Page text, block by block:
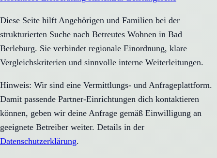
Diese Seite hilft Angehörigen und Familien bei der
strukturierten Suche nach Betreutes Wohnen in Bad
Berleburg. Sie verbindet regionale Einordnung, klare
Vergleichskriterien und sinnvolle interne Weiterleitungen.
Hinweis: Wir sind eine Vermittlungs- und Anfrageplattform.
Damit passende Partner-Einrichtungen dich kontaktieren
können, geben wir deine Anfrage gemäß Einwilligung an
geeignete Betreiber weiter. Details in der
Datenschutzerklärung.